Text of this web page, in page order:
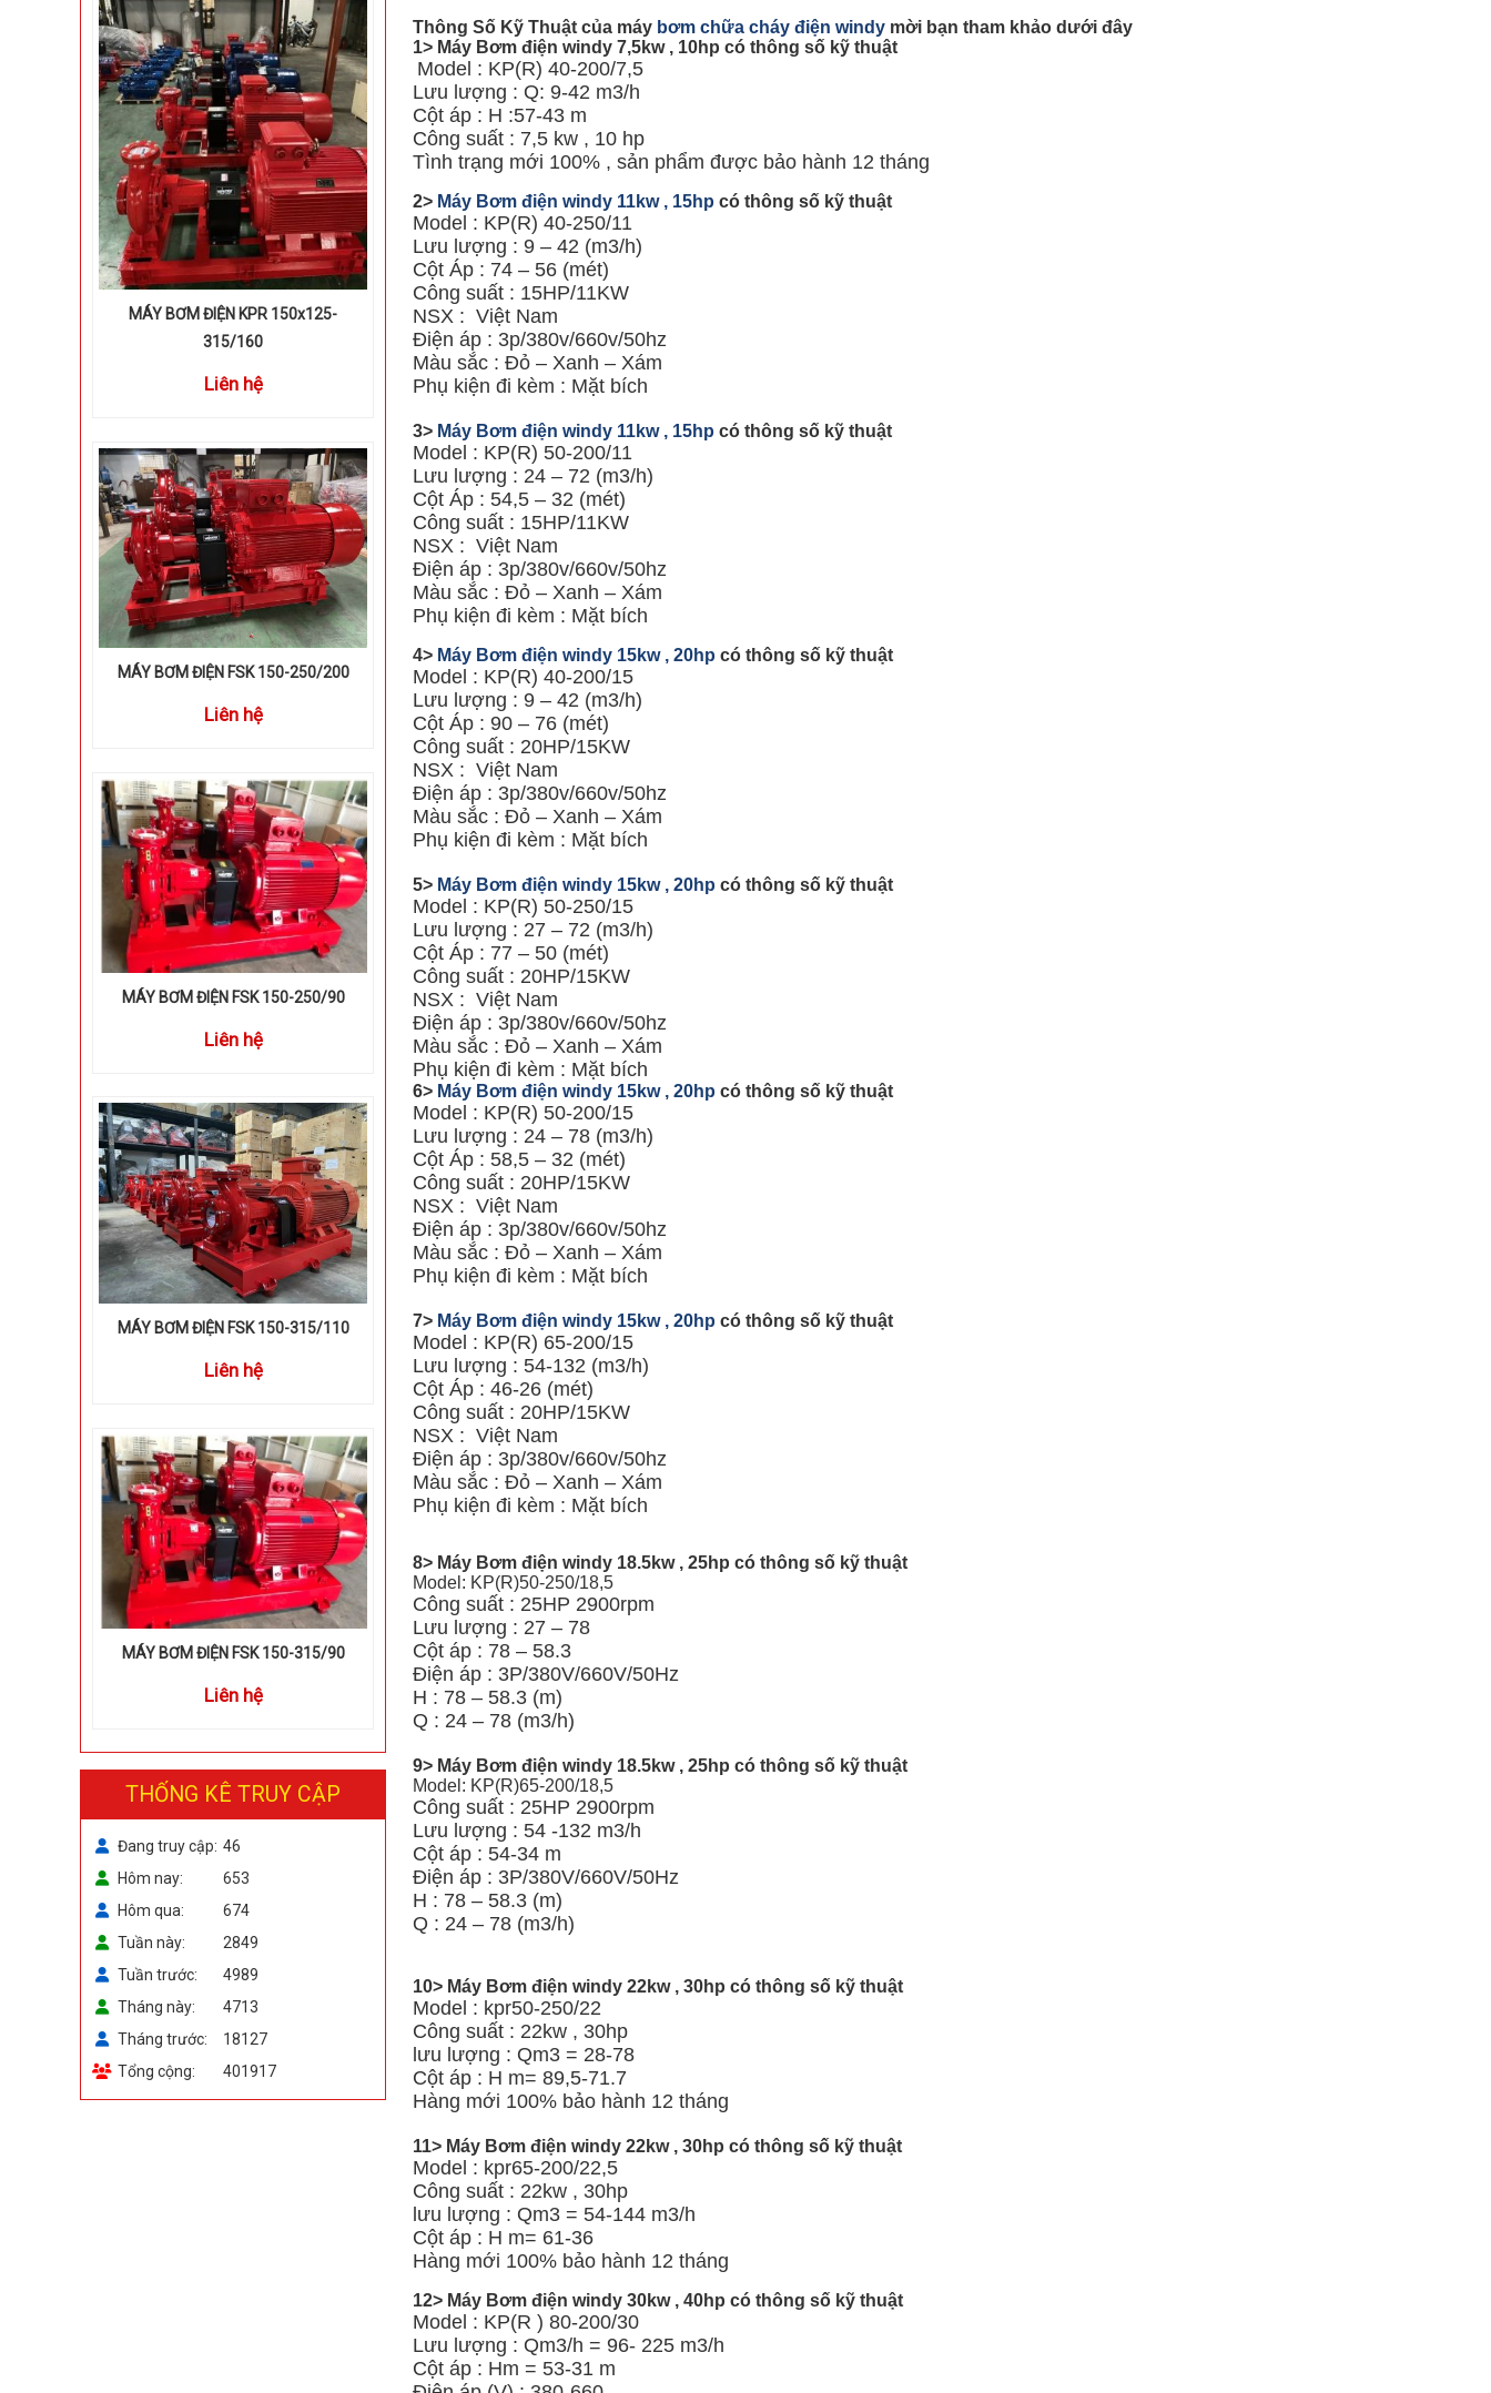
MÁY BƠM ĐIỆN KPR 150x125-
315/160
Liên hệ
MÁY BƠM ĐIỆN FSK 150-250/200
Liên hệ
MÁY BƠM ĐIỆN FSK 150-250/90
Liên hệ
MÁY BƠM ĐIỆN FSK 150-315/110
Liên hệ
MÁY BƠM ĐIỆN FSK 150-315/90
Liên hệ
THỐNG KÊ TRUY CẬP
Đang truy cập 46
Hôm nay
653
Hôm qua
674
Tuần này
2849
Tuần trước
4989
Tháng này
4713
Tháng trước
18127
Tổng cộng
401917
Thông Số Kỹ Thuật của máy bơm chữa cháy điện windy mời bạn tham khảo dưới đây
1> Máy Bơm điện windy 7,5kw , 10hp có thông số kỹ thuật
Model : KP(R) 40-200/7,5
Lưu lượng : Q: 9-42 m3/h
Cột áp : H :57-43 m
Công suất : 7,5 kw , 10 hp
Tình trạng mới 100% , sản phẩm được bảo hành 12 tháng
2> Máy Bơm điện windy 11kw , 15hp có thông số kỹ thuật
Model : KP(R) 40-250/11
Lưu lượng : 9 – 42 (m3/h)
Cột Áp : 74 – 56 (mét)
Công suất : 15HP/11KW
NSX : Việt Nam
Điện áp : 3p/380v/660v/50hz
Màu sắc : Đỏ – Xanh – Xám
Phụ kiện đi kèm : Mặt bích
3> Máy Bơm điện windy 11kw , 15hp có thông số kỹ thuật
Model : KP(R) 50-200/11
Lưu lượng : 24 – 72 (m3/h)
Cột Áp : 54,5 – 32 (mét)
Công suất : 15HP/11KW
NSX : Việt Nam
Điện áp : 3p/380v/660v/50hz
Màu sắc : Đỏ – Xanh – Xám
Phụ kiện đi kèm : Mặt bích
4> Máy Bơm điện windy 15kw , 20hp có thông số kỹ thuật
Model : KP(R) 40-200/15
Lưu lượng : 9 – 42 (m3/h)
Cột Áp : 90 – 76 (mét)
Công suất : 20HP/15KW
NSX : Việt Nam
Điện áp : 3p/380v/660v/50hz
Màu sắc : Đỏ – Xanh – Xám
Phụ kiện đi kèm : Mặt bích
5> Máy Bơm điện windy 15kw , 20hp có thông số kỹ thuật
Model : KP(R) 50-250/15
Lưu lượng : 27 – 72 (m3/h)
Cột Áp : 77 – 50 (mét)
Công suất : 20HP/15KW
NSX : Việt Nam
Điện áp : 3p/380v/660v/50hz
Màu sắc : Đỏ – Xanh – Xám
Phụ kiện đi kèm : Mặt bích
6> Máy Bơm điện windy 15kw , 20hp có thông số kỹ thuật
Model : KP(R) 50-200/15
Lưu lượng : 24 – 78 (m3/h)
Cột Áp : 58,5 – 32 (mét)
Công suất : 20HP/15KW
NSX : Việt Nam
Điện áp : 3p/380v/660v/50hz
Màu sắc : Đỏ – Xanh – Xám
Phụ kiện đi kèm : Mặt bích
7> Máy Bơm điện windy 15kw , 20hp có thông số kỹ thuật
Model : KP(R) 65-200/15
Lưu lượng : 54-132 (m3/h)
Cột Áp : 46-26 (mét)
Công suất : 20HP/15KW
NSX : Việt Nam
Điện áp : 3p/380v/660v/50hz
Màu sắc : Đỏ – Xanh – Xám
Phụ kiện đi kèm : Mặt bích
8> Máy Bơm điện windy 18.5kw , 25hp có thông số kỹ thuật
Model: KP(R)50-250/18,5
Công suất : 25HP 2900rpm
Lưu lượng : 27 – 78
Cột áp : 78 – 58.3
Điện áp : 3P/380V/660V/50Hz
H : 78 – 58.3 (m)
Q : 24 – 78 (m3/h)
9> Máy Bơm điện windy 18.5kw , 25hp có thông số kỹ thuật
Model: KP(R)65-200/18,5
Công suất : 25HP 2900rpm
Lưu lượng : 54 -132 m3/h
Cột áp : 54-34 m
Điện áp : 3P/380V/660V/50Hz
H : 78 – 58.3 (m)
Q : 24 – 78 (m3/h)
10> Máy Bơm điện windy 22kw , 30hp có thông số kỹ thuật
Model : kpr50-250/22
Công suất : 22kw , 30hp
lưu lượng : Qm3 = 28-78
Cột áp : H m= 89,5-71.7
Hàng mới 100% bảo hành 12 tháng
11> Máy Bơm điện windy 22kw , 30hp có thông số kỹ thuật
Model : kpr65-200/22,5
Công suất : 22kw , 30hp
lưu lượng : Qm3 = 54-144 m3/h
Cột áp : H m= 61-36
Hàng mới 100% bảo hành 12 tháng
12> Máy Bơm điện windy 30kw , 40hp có thông số kỹ thuật
Model : KP(R ) 80-200/30
Lưu lượng : Qm3/h = 96- 225 m3/h
Cột áp : Hm = 53-31 m